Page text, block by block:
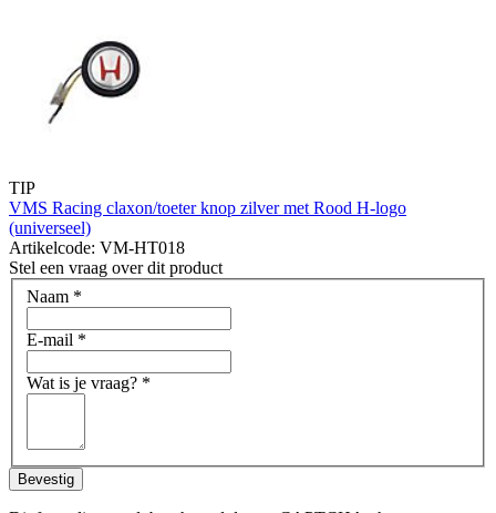
TIP
VMS Racing claxon/toeter knop zilver met Rood H-logo
(universeel)
Artikelcode: VM-HT018
Stel een vraag over dit product
Naam *
E-mail *
Wat is je vraag? *
Bevestig